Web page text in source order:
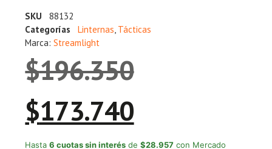
SKU
88132
Categorías
Linternas, Tácticas
Marca:Streamlight
$196.350
$173.740
Hasta6 cuotas sin interés de$28.957 con Mercado